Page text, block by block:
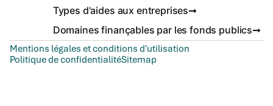
Types d'aides aux entreprises
Domaines finançables par les fonds publics
Mentions légales et conditions d'utilisation
Politique de confidentialitéSitemap